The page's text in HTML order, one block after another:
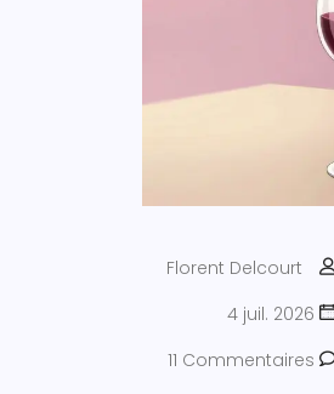
Florent Delcourt
4 juil. 2026
11 Commentaires